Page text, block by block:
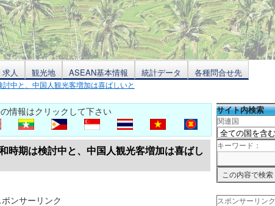
求人 観光地 ASEAN基本情報 統計データ 各種問合せ先
中と、中国人観光客増加は喜ばしいと
報はクリックして下さい
時期は検討中と、中国人観光客増加は喜ばし
ポンサーリンク
サイト内検索
関連国
キーワード：
スポンサーリンク